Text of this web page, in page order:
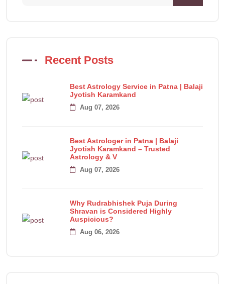
Recent Posts
Best Astrology Service in Patna | Balaji
Jyotish Karamkand
Aug 07, 2026
Best Astrologer in Patna | Balaji
Jyotish Karamkand – Trusted
Astrology & V
Aug 07, 2026
Why Rudrabhishek Puja During
Shravan is Considered Highly
Auspicious?
Aug 06, 2026